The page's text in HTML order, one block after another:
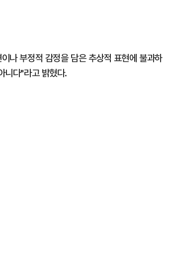
나 부정적 감정을 담은 추상적 표현에 불과하
니다"라고 밝혔다.